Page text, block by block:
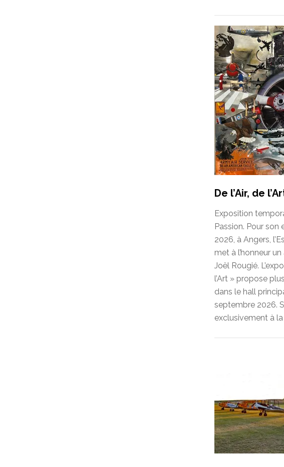
De l’Air, de
Exposition
Passion. Pour
2026, à Angers,
met à l’honneur
Joël Rougié.
l’Art » propose
dans le hall
septembre 2026.
exclusivement à la